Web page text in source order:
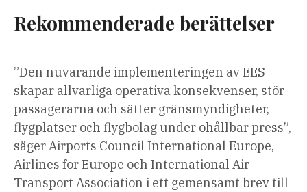
Rekommenderade berättelser
med
4
artiklar
av
listan
”Den nuvarande implementeringen av EES
skapar allvarliga operativa konsekvenser, stör
passagerarna och sätter gränsmyndigheter,
flygplatser och flygbolag under ohållbar press”,
säger Airports Council International Europe,
Airlines for Europe och International Air
Transport Association i ett gemensamt brev till